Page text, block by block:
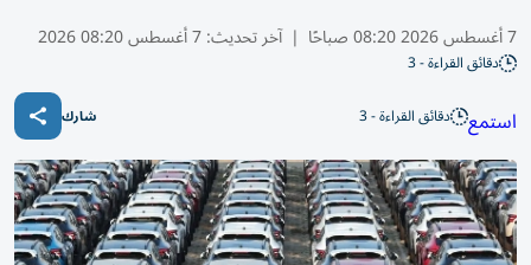
7 أغسطس 2026 08:20 صباحًا | آخر تحديث:7 أغسطس 08:20 2026
دقائق القراءة - 3
استمع دقائق القراءة - 3 شارك